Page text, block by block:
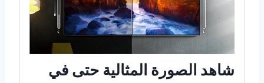
شاهد الصورة المثالية حتى في